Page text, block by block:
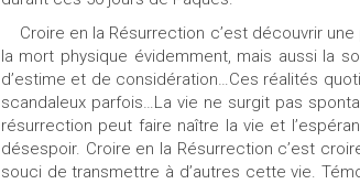
Croire en la Résurrection c’est découvrir
la mort physique évidemment, mais aussi la
d’estime et de considération…Ces réalités
scandaleux parfois…La vie ne surgit pas
résurrection peut faire naître la vie et
désespoir. Croire en la Résurrection c’est
souci de transmettre à d’autres cette vie.